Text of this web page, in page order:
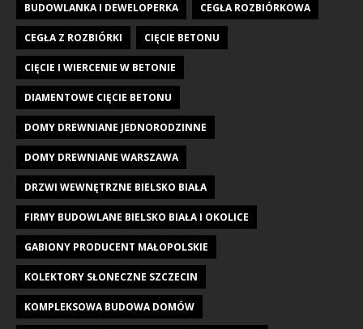
BUDOWLANKA I DEWELOPERKA CEGŁA ROZBIÓRKOWA
CEGŁA Z ROZBIÓRKI CIĘCIE BETONU
CIĘCIE I WIERCENIE W BETONIE
DIAMENTOWE CIĘCIE BETONU
DOMY DREWNIANE JEDNORODZINNE
DOMY DREWNIANE WARSZAWA
DRZWI WEWNĘTRZNE BIELSKO BIAŁA
FIRMY BUDOWLANE BIELSKO BIAŁA I OKOLICE
GABIONY PRODUCENT MAŁOPOLSKIE
KOLEKTORY SŁONECZNE SZCZECIN
KOMPLEKSOWA BUDOWA DOMÓW